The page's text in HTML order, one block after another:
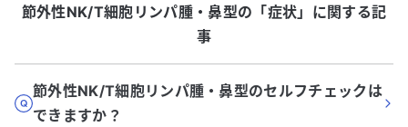
節外性NK/T細胞リンパ腫・鼻型の「症状」に関する記
事
節外性NK/T細胞リンパ腫・鼻型のセルフチェックは
できますか？